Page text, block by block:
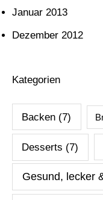
Januar 2013
Dezember 2012
Kategorien
Backen (7)
Desserts (7)
Gesund, lecker